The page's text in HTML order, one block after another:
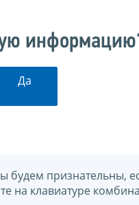
Да
будем признательны,
на клавиатуре